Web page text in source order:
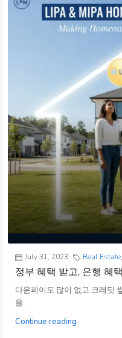
July 31, 2023 Real Estate,
정부 혜택 받고, 은행 혜
다운페이도 많이 없고 크레딧
을...
Continue reading